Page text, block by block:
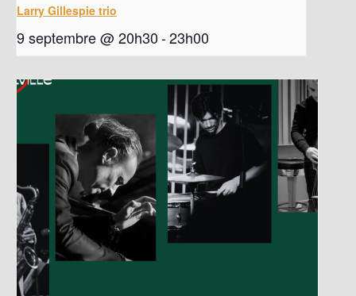
Larry Gillespie trio
9 septembre @ 20h30-23h00